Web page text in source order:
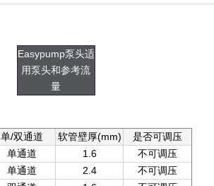
Easypump泵头适
用泵头和参考流
量
单/双通道 软管壁厚(mm)
是否可调压
单通道 1.6
不可调压
单通道 2.4
不可调压